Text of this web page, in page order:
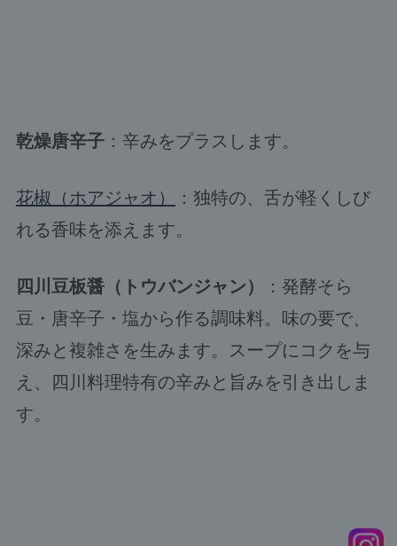
乾燥唐辛子：辛みをプラスします。
花椒（ホアジャオ）
：独特の、舌が軽くしび
れる香味を添えます。
四川豆板醤（トウバンジャン）
：発酵そら
豆・唐辛子・塩から作る調味料。味の要で、
深みと複雑さを生みます。スープにコクを与
え、四川料理特有の辛みと旨みを引き出しま
す。